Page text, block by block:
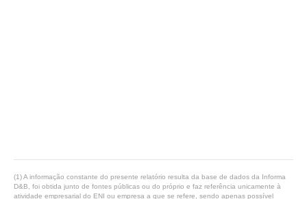
(1) A informação constante do presente relatório resulta da base de dados da Informa
D&B, foi obtida junto de fontes públicas ou do próprio e faz referência unicamente à
atividade empresarial do ENI ou empresa a que se refere, sendo apenas possível